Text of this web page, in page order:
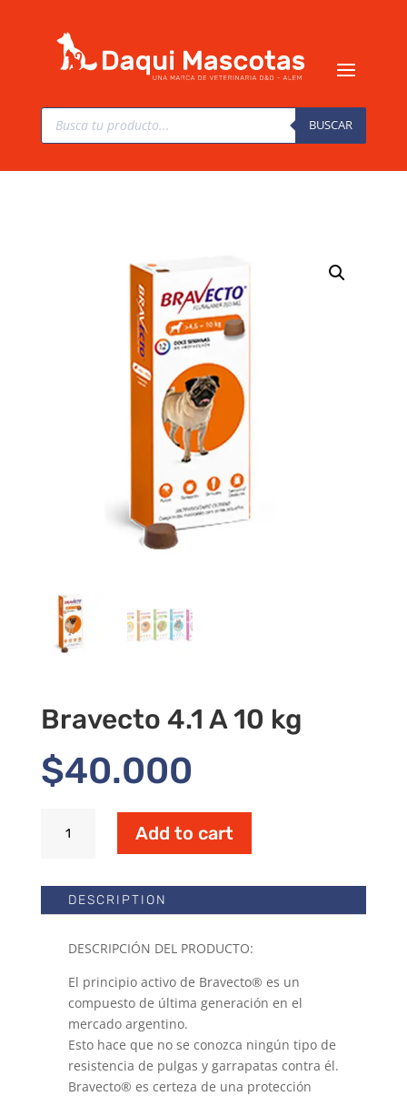
Búsqueda
productos
BUSCAR
Bravecto 4.1 A 10 kg
$40.000
Add to cart
DESCRIPTION
DESCRIPCIÓN DEL PRODUCTO:
El principio activo de Bravecto® es un
compuesto de última generación en el
mercado argentino.
Esto hace que no se conozca ningún tipo de
resistencia de pulgas y garrapatas contra él.
Bravecto® es certeza de una protección